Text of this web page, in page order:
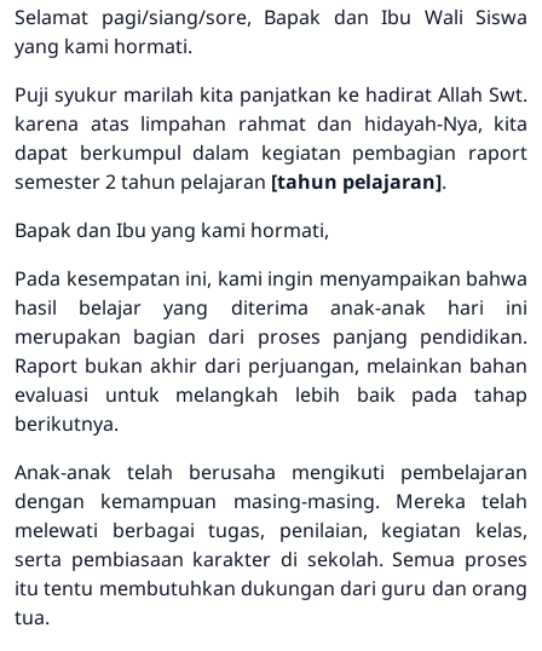
Selamat pagi/siang/sore, Bapak dan Ibu Wali Siswa
yang kami hormati.
Puji syukur marilah kita panjatkan ke hadirat Allah Swt.
karena atas limpahan rahmat dan hidayah-Nya, kita
dapat berkumpul dalam kegiatan pembagian raport
semester 2 tahun pelajaran [tahun pelajaran].
Bapak dan Ibu yang kami hormati,
Pada kesempatan ini, kami ingin menyampaikan bahwa
hasil belajar yang diterima anak-anak hari ini
merupakan bagian dari proses panjang pendidikan.
Raport bukan akhir dari perjuangan, melainkan bahan
evaluasi untuk melangkah lebih baik pada tahap
berikutnya.
Anak-anak telah berusaha mengikuti pembelajaran
dengan kemampuan masing-masing. Mereka telah
melewati berbagai tugas, penilaian, kegiatan kelas,
serta pembiasaan karakter di sekolah. Semua proses
itu tentu membutuhkan dukungan dari guru dan orang
tua.